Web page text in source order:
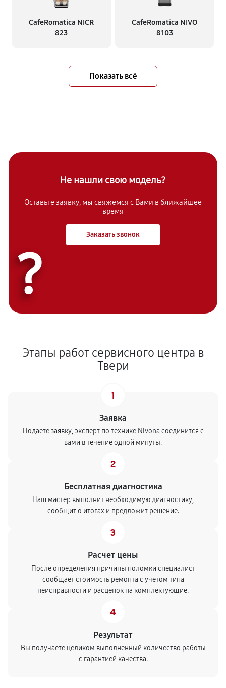
CafeRomatica NICR
823
CafeRomatica NIVO
8103
Показать всё
Не нашли свою модель?
Оставьте заявку, мы свяжемся с Вами в ближайшее
время
Заказать звонок
?
Этапы работ сервисного центра в
Твери
1
Заявка
Подаете заявку, эксперт по технике Nivona соединится с
вами в течение одной минуты.
2
Бесплатная диагностика
Наш мастер выполнит необходимую диагностику,
сообщит о итогах и предложит решение.
3
Расчет цены
После определения причины поломки специалист
сообщает стоимость ремонта с учетом типа
неисправности и расценок на комплектующие.
4
Результат
Вы получаете целиком выполненный количество работы
с гарантией качества.